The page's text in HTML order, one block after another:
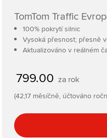
TomTom Traffic
100% pokrytí silnic
Vysoká přesnost; přesně
Aktualizováno v reálném
799.00 za rok
(42,17 měsíčně, účtováno